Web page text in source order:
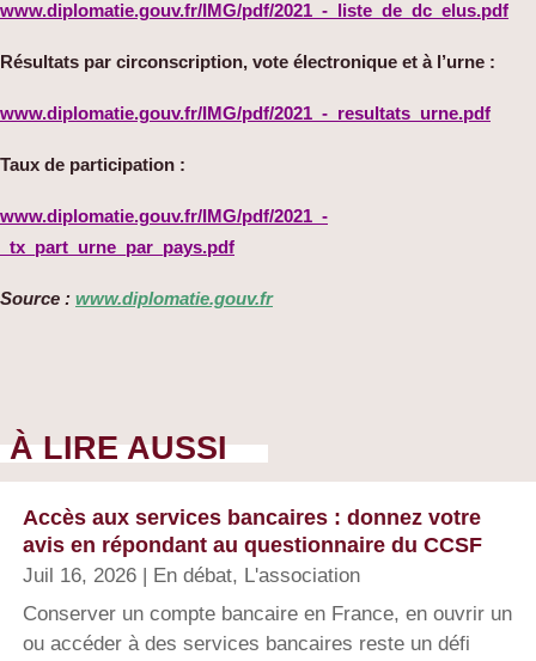
www.diplomatie.gouv.fr/IMG/pdf/2021_-_liste_de_dc_elus.pdf
Résultats par circonscription, vote électronique et à l’urne :
www.diplomatie.gouv.fr/IMG/pdf/2021_-_resultats_urne.pdf
Taux de participation :
www.diplomatie.gouv.fr/IMG/pdf/2021_-
_tx_part_urne_par_pays.pdf
Source : www.diplomatie.gouv.fr
À LIRE AUSSI
Accès aux services bancaires : donnez votre
avis en répondant au questionnaire du CCSF
Juil 16, 2026 En débat, L'association
Conserver un compte bancaire en France, en ouvrir un
ou accéder à des services bancaires reste un défi